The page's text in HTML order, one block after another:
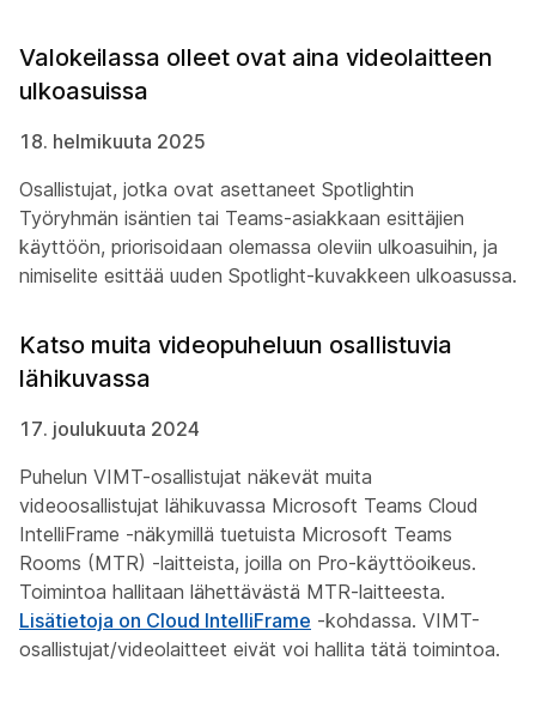
Valokeilassa olleet ovat aina videolaitteen
ulkoasuissa
18. helmikuuta 2025
Osallistujat, jotka ovat asettaneet Spotlightin
Työryhmän isäntien tai Teams-asiakkaan esittäjien
käyttöön, priorisoidaan olemassa oleviin ulkoasuihin, ja
nimiselite esittää uuden Spotlight-kuvakkeen ulkoasussa.
Katso muita videopuheluun osallistuvia
lähikuvassa
17. joulukuuta 2024
Puhelun VIMT-osallistujat näkevät muita
videoosallistujat lähikuvassa Microsoft Teams Cloud
IntelliFrame -näkymillä tuetuista Microsoft Teams
Rooms (MTR) -laitteista, joilla on Pro-käyttöoikeus.
Toimintoa hallitaan lähettävästä MTR-laitteesta.
Lisätietoja on Cloud IntelliFrame -kohdassa. VIMT-
osallistujat/videolaitteet eivät voi hallita tätä toimintoa.